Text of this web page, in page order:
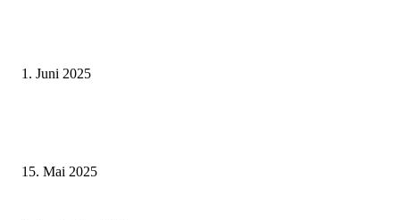
1. Juni 2025
15. Mai 2025